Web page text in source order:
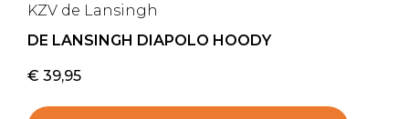
KZV de Lansingh
DE LANSINGH DIAPOLO HOODY
€ 39,95